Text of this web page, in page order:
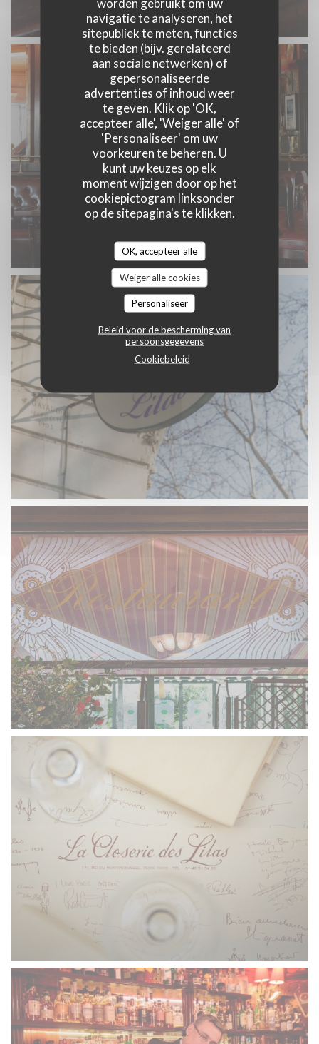
navigatie te analyseren, het
sitepubliek te meten, functies
te bieden (bijv. gerelateerd
aan sociale netwerken) of
gepersonaliseerde
advertenties of inhoud weer
te geven. Klik op 'OK,
accepteer alle', 'Weiger alle' of
'Personaliseer' om uw
voorkeuren te beheren. U
kunt uw keuzes op elk
moment wijzigen door op het
cookiepictogram linksonder
op de sitepagina's te klikken.
OK, accepteer alle
Weiger alle cookies
Personaliseer
Beleid voor de bescherming van
persoonsgegevens
Cookiebeleid